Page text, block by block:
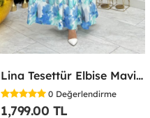
Lina Tesettür Elbise Mavi Mavi
0 Değerlendirme
1,799.00 TL